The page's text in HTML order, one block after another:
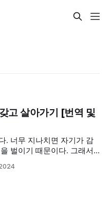
고 살아가기 [번역 및
. 너무 지나치면 자기가 감
벌이기 때문이다. 그래서
큰 실수를 저질러 하루아